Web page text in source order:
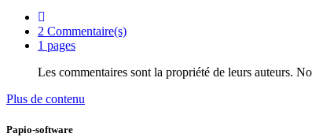
2 Commentaire(s)
1 pages
Les commentaires sont la propriété de leurs auteurs.
Plus de contenu
Papio-software